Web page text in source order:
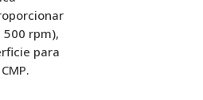
rpm),
para